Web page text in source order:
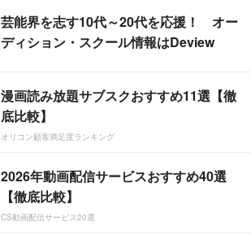
芸能界を志す10代～20代を応援！ オー
ディション・スクール情報はDeview
漫画読み放題サブスクおすすめ11選【徹
底比較】
オリコン顧客満足度ランキング
2026年動画配信サービスおすすめ40選
【徹底比較】
CS動画配信サービス20選